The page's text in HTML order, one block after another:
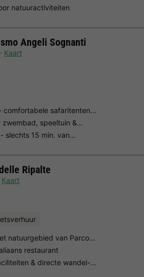
natuuractiviteiten
Angeli Sognanti
Kaart
comfortabele safaritenten…
zwembad, speeltuin &…
slechts 15 min. van…
Ripalte
Kaart
natuurgebied van Parco…
restaurant
& directe wandel-…